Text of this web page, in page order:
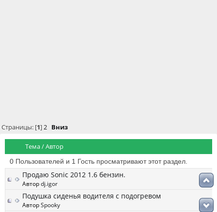
Страницы: [1]2 Вниз
Тема/Автор
0 Пользователей и 1 Гость просматривают этот раздел.
Продаю Sonic 2012 1.6 бензин.
Авторdj.igor
Подушка сиденья водителя с подогревом
АвторSpooky